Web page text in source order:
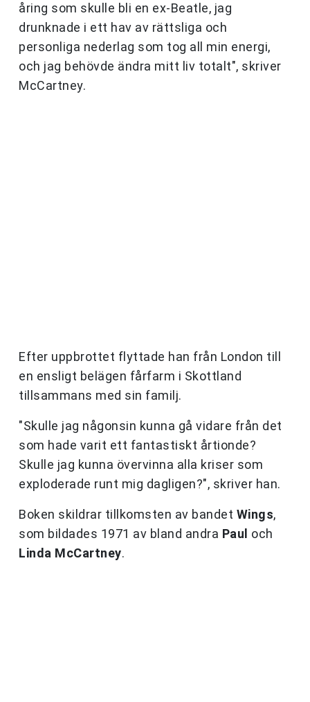
åring som skulle bli en ex-Beatle, jag
drunknade i ett hav av rättsliga och
personliga nederlag som tog all min energi,
och jag behövde ändra mitt liv totalt", skriver
McCartney.
Efter uppbrottet flyttade han från London till
en ensligt belägen fårfarm i Skottland
tillsammans med sin familj.
"Skulle jag någonsin kunna gå vidare från det
som hade varit ett fantastiskt årtionde?
Skulle jag kunna övervinna alla kriser som
exploderade runt mig dagligen?", skriver han.
Boken skildrar tillkomsten av bandet Wings,
som bildades 1971 av bland andra Paul och
Linda McCartney.